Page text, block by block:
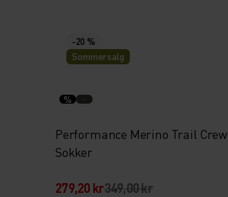
-20 %
Sommersalg
%
Performance Merino Trail Crew
Sokker
279,20 kr349,00 kr